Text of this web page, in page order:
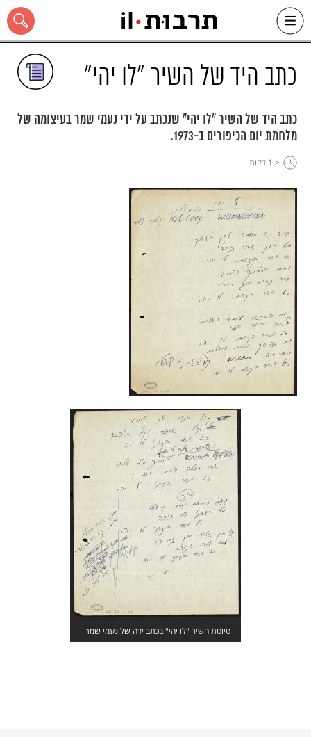
Skip
content
כל האתר
כתב היד של השיר "לו יהי"
כתב היד של השיר "לו יהי" שנכתב על ידי נעמי שמר בעיצומה של
מלחמת יום הכיפורים ב-1973.
< 1 דקות
טיוטת השיר "לו יהי" בכתב ידה של נעמי שמר